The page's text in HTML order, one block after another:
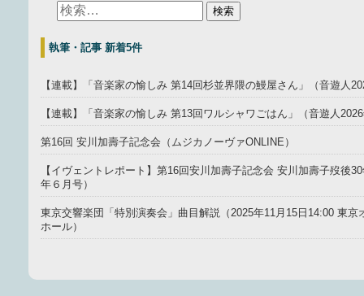
執筆・記事 新着5件
【連載】「音楽家の愉しみ 第14回杉並界隈の鰻屋さん」（音遊人
【連載】「音楽家の愉しみ 第13回ワルシャワごはん」（音遊人
第16回 安川加壽子記念会（ムジカノーヴァONLINE）
【イヴェントレポート】第16回安川加壽子記念会 安川加壽子歿後
年６月号）
東京交響楽団「特別演奏会」曲目解説（2025年11月15日14:00 東京
ホール）